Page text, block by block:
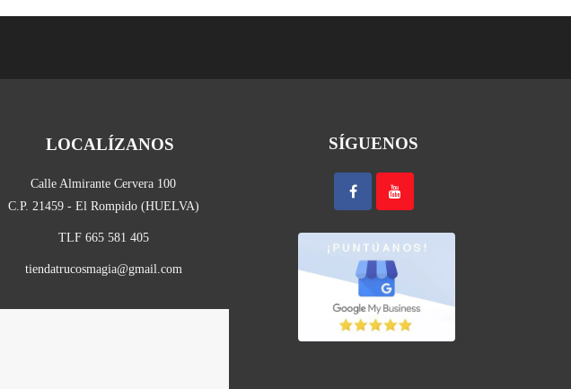
LOCALÍZANOS
Calle Almirante Cervera 100
C.P. 21459 - El Rompido (HUELVA)
TLF 665 581 405
tiendatrucosmagia@gmail.com
SÍGUENOS